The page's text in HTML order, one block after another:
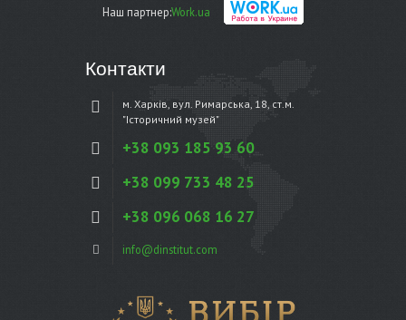
Наш партнер:Work.ua
Контакти
м. Харків, вул. Римарська, 18, ст.м.
"Історичний музей"
+38 093 185 93 60
+38 099 733 48 25
+38 096 068 16 27
info@dinstitut.com